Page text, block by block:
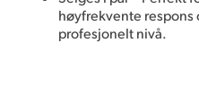
høyfrekvente
profesjonelt nivå.